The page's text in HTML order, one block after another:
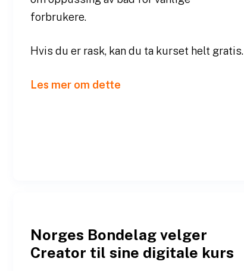
forbrukere.
Hvis du er rask, kan du ta kurset helt gratis.
Les mer om dette
Norges Bondelag velger
Creator til sine digitale kurs